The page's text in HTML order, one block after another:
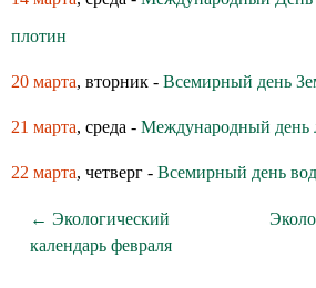
плотин
20 марта, вторник - Всемирный день
21 марта, среда - Международный день
22 марта, четверг - Всемирный день
← Экологический
календарь февраля